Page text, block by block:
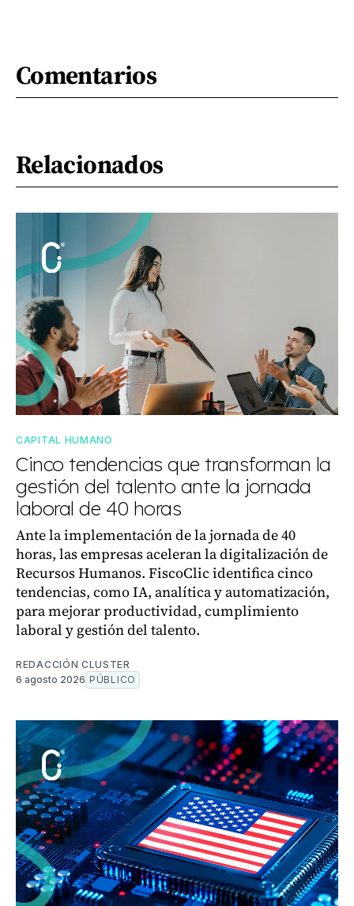
Comentarios
Relacionados
CAPITAL HUMANO
Cinco tendencias que transforman la
gestión del talento ante la jornada
laboral de 40 horas
Ante la implementación de la jornada de 40
horas, las empresas aceleran la digitalización de
Recursos Humanos. FiscoClic identifica cinco
tendencias, como IA, analítica y automatización,
para mejorar productividad, cumplimiento
laboral y gestión del talento.
REDACCIÓN CLUSTER
6 agosto 2026 PÚBLICO